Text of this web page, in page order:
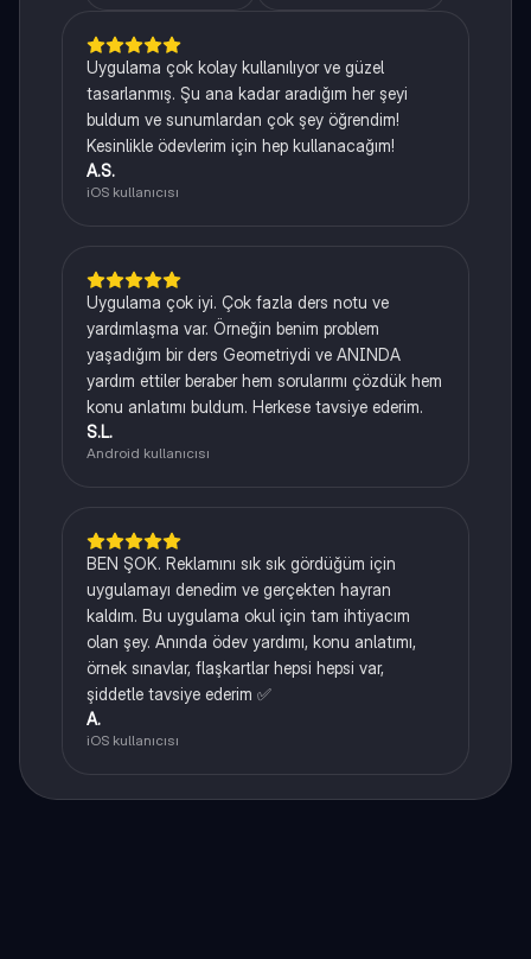
Uygulama çok kolay kullanılıyor ve güzel
tasarlanmış. Şu ana kadar aradığım her şeyi
buldum ve sunumlardan çok şey öğrendim!
Kesinlikle ödevlerim için hep kullanacağım!
A.S.
iOS kullanıcısı
Uygulama çok iyi. Çok fazla ders notu ve
yardımlaşma var. Örneğin benim problem
yaşadığım bir ders Geometriydi ve ANINDA
yardım ettiler beraber hem sorularımı çözdük hem
konu anlatımı buldum. Herkese tavsiye ederim.
S.L.
Android kullanıcısı
BEN ŞOK. Reklamını sık sık gördüğüm için
uygulamayı denedim ve gerçekten hayran
kaldım. Bu uygulama okul için tam ihtiyacım
olan şey. Anında ödev yardımı, konu anlatımı,
örnek sınavlar, flaşkartlar hepsi hepsi var,
şiddetle tavsiye ederim ✅
A.
iOS kullanıcısı